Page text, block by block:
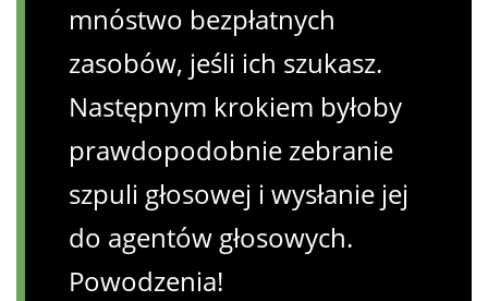
mnóstwo bezpłatnych
zasobów, jeśli ich szukasz.
Następnym krokiem byłoby
prawdopodobnie zebranie
szpuli głosowej i wysłanie jej
do agentów głosowych.
Powodzenia!